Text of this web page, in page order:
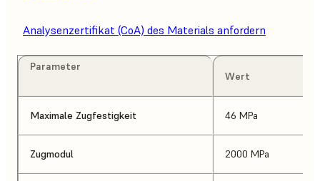
Analysenzertifikat (CoA) des Materials anfordern
Parameter
Wert
Maximale Zugfestigkeit 46 MPa
Zugmodul 2000 MPa